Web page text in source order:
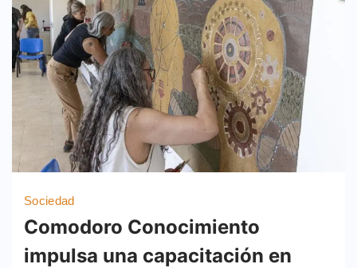
Sociedad
Comodoro Conocimiento
impulsa una capacitación en